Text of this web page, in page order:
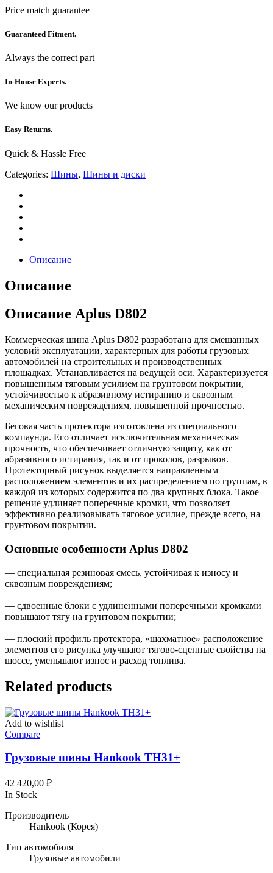
Price match guarantee
Guaranteed Fitment.
Always the correct part
In-House Experts.
We know our products
Easy Returns.
Quick & Hassle Free
Categories: Шины, Шины и диски
Описание
Описание
Описание Aplus D802
Коммерческая шина Aplus D802 разработана для смешанных
условий эксплуатации, характерных для работы грузовых
автомобилей на строительных и производственных
площадках. Устанавливается на ведущей оси. Характеризуется
повышенным тяговым усилием на грунтовом покрытии,
устойчивостью к абразивному истиранию и сквозным
механическим повреждениям, повышенной прочностью.
Беговая часть протектора изготовлена из специального
компаунда. Его отличает исключительная механическая
прочность, что обеспечивает отличную защиту, как от
абразивного истирания, так и от проколов, разрывов.
Протекторный рисунок выделяется направленным
расположением элементов и их распределением по группам, в
каждой из которых содержится по два крупных блока. Такое
решение удлиняет поперечные кромки, что позволяет
эффективно реализовывать тяговое усилие, прежде всего, на
грунтовом покрытии.
Основные особенности Aplus D802
— специальная резиновая смесь, устойчивая к износу и
сквозным повреждениям;
— сдвоенные блоки с удлиненными поперечными кромками
повышают тягу на грунтовом покрытии;
— плоский профиль протектора, «шахматное» расположение
элементов его рисунка улучшают тягово-сцепные свойства на
шоссе, уменьшают износ и расход топлива.
Related products
Add to wishlist
Compare
Грузовые шины Hankook TH31+
42 420,00 ₽
In Stock
Производитель
Hankook (Корея)
Тип автомобиля
Грузовые автомобили